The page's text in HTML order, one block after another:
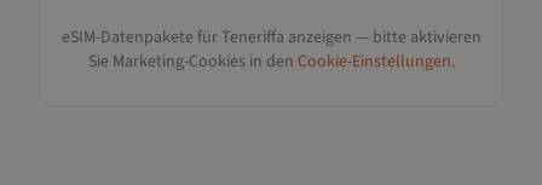
eSIM-Datenpakete fürTeneriffa anzeigen — bitte aktivieren
Sie Marketing-Cookies in den Cookie-Einstellungen.